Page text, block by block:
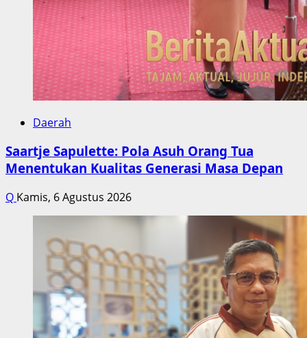
Daerah
Saartje Sapulette: Pola Asuh Orang Tua
Menentukan Kualitas Generasi Masa Depan
Q Kamis, 6 Agustus 2026